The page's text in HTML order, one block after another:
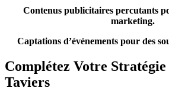
Contenus publicitaires percutants
marketing.
Captations d’événements pour des
Complétez Votre
Taviers